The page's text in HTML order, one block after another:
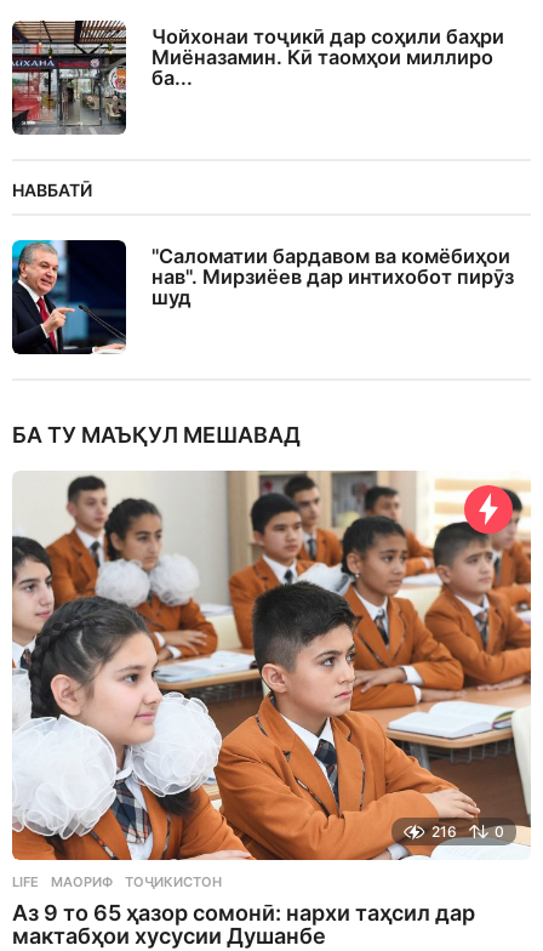
Чойхонаи тоҷикӣ дар соҳили баҳри
Миёназамин. Кӣ таомҳои миллиро
ба...
НАВБАТӢ
"Саломатии бардавом ва комёбиҳои
нав". Мирзиёев дар интихобот пирӯз
шуд
БА ТУ МАЪҚУЛ МЕШАВАД
216 0
LIFE МАОРИФ ,ТОҶИКИСТОН
Аз 9 то 65 ҳазор сомонӣ: нархи таҳсил дар
мактабҳои хусусии Душанбе